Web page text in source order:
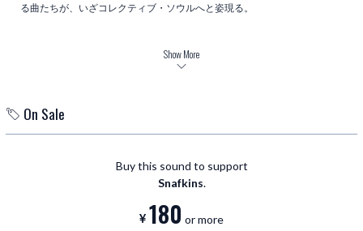
る曲たちが、いざコレクティブ・ソウルへと姿現る。
Tom’s diner ～ introduction(Suzanne Vega)
I Feel The Earth Move(Carole King)
What You Won’t Do for Love(Bobby Caldwell)
Fantasy(Earth, Wind & Fire)
Just the Two of Us(Grover Washington Jr.)
Shape of My Heart ～ instrumental(Sting)
Show More
On Sale
Buy this sound to support
Snafkins.
180 or more